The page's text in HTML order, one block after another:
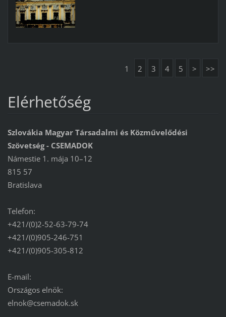
1 2 3 4 5 > >>
Elérhetőség
Szlovákia Magyar Társadalmi és Közművelődési
Szövetség - CSEMADOK
Námestie 1. mája 10–12
815 57
Bratislava
Telefon:
+421/(0)2-52-63-79-74
+421/(0)905-246-751
+421/(0)905-305-812
E-mail:
Országos elnök:
elnok@csemadok.sk